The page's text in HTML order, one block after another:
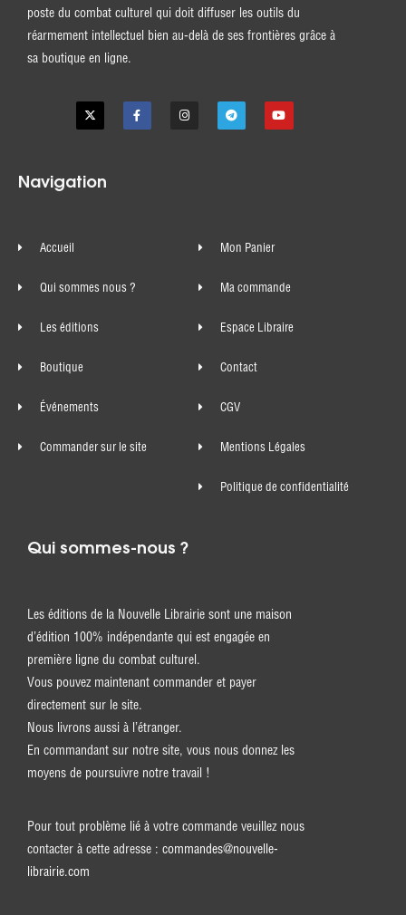
poste du combat culturel qui doit diffuser les outils du
réarmement intellectuel bien au-delà de ses frontières grâce à
sa boutique en ligne.
Navigation
Accueil
Qui sommes nous ?
Les éditions
Boutique
Événements
Commander sur le site
Mon Panier
Ma commande
Espace Libraire
Contact
CGV
Mentions Légales
Politique de confidentialité
Qui sommes-nous ?
Les éditions de la Nouvelle Librairie sont une maison
d’édition 100% indépendante qui est engagée en
première ligne du combat culturel.
Vous pouvez maintenant commander et payer
directement sur le site.
Nous livrons aussi à l’étranger.
En commandant sur notre site, vous nous donnez les
moyens de poursuivre notre travail !
Pour tout problème lié à votre commande veuillez nous
contacter à cette adresse : commandes@nouvelle-
librairie.com